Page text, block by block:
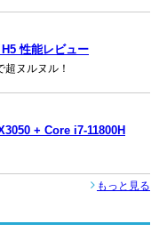
性能レビュー
ヌルヌル！
+ Core i7-11800H
もっと見る